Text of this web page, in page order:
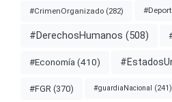
#CrimenOrganizado (282)
#DerechosHumanos (508)
#Economía (410)
#FGR (370) #guardiaNacional (241)